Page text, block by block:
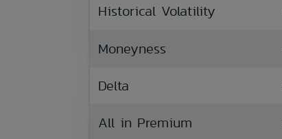
Historical Volatility
Moneyness
Delta
All in Premium